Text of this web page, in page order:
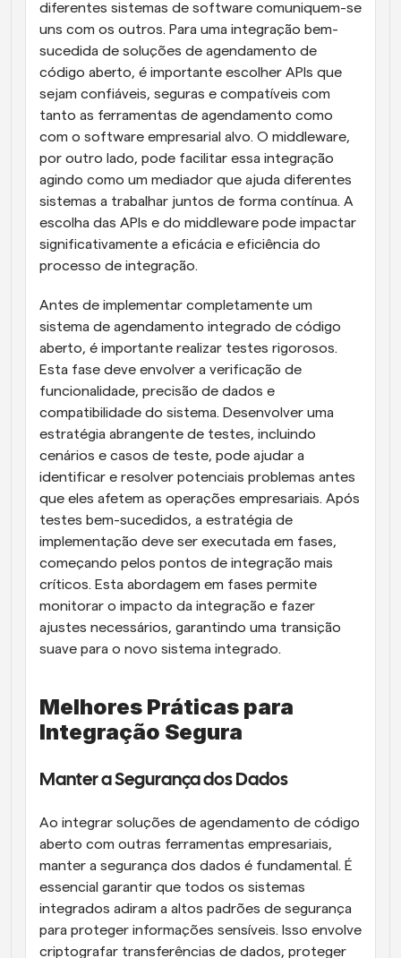
diferentes sistemas de software comuniquem-se
uns com os outros. Para uma integração bem-
sucedida de soluções de agendamento de
código aberto, é importante escolher APIs que
sejam confiáveis, seguras e compatíveis com
tanto as ferramentas de agendamento como
com o software empresarial alvo. O middleware,
por outro lado, pode facilitar essa integração
agindo como um mediador que ajuda diferentes
sistemas a trabalhar juntos de forma contínua. A
escolha das APIs e do middleware pode impactar
significativamente a eficácia e eficiência do
processo de integração.
Antes de implementar completamente um
sistema de agendamento integrado de código
aberto, é importante realizar testes rigorosos.
Esta fase deve envolver a verificação de
funcionalidade, precisão de dados e
compatibilidade do sistema. Desenvolver uma
estratégia abrangente de testes, incluindo
cenários e casos de teste, pode ajudar a
identificar e resolver potenciais problemas antes
que eles afetem as operações empresariais. Após
testes bem-sucedidos, a estratégia de
implementação deve ser executada em fases,
começando pelos pontos de integração mais
críticos. Esta abordagem em fases permite
monitorar o impacto da integração e fazer
ajustes necessários, garantindo uma transição
suave para o novo sistema integrado.
Melhores Práticas para
Integração Segura
Manter a Segurança dos Dados
Ao integrar soluções de agendamento de código
aberto com outras ferramentas empresariais,
manter a segurança dos dados é fundamental. É
essencial garantir que todos os sistemas
integrados adiram a altos padrões de segurança
para proteger informações sensíveis. Isso envolve
criptografar transferências de dados, proteger